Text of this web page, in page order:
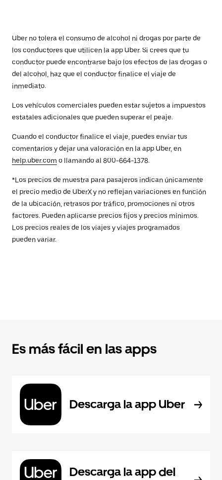
Uber no tolera el consumo de alcohol ni drogas por parte de
los conductores que utilicen la app Uber. Si crees que tu
conductor puede encontrarse bajo los efectos de las drogas o
del alcohol, haz que el conductor finalice el viaje de
inmediato.
Los vehículos comerciales pueden estar sujetos a impuestos
estatales adicionales que pueden superar el peaje.
Cuando el conductor finalice el viaje, puedes enviar tus
comentarios y dejar una valoración en la app Uber, en
help.uber.com o llamando al 800-664-1378.
*Los precios de muestra para pasajeros indican únicamente
el precio medio de UberX y no reflejan variaciones en función
de la ubicación, retrasos por tráfico, promociones ni otros
factores. Pueden aplicarse precios fijos y precios mínimos.
Los precios reales de los viajes y viajes programados
pueden variar.
Es más fácil en las apps
Descarga la app Uber
Descarga la app del